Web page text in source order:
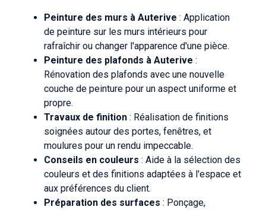
Peinture des murs à Auterive : Application
de peinture sur les murs intérieurs pour
rafraîchir ou changer l'apparence d'une pièce.
Peinture des plafonds à Auterive :
Rénovation des plafonds avec une nouvelle
couche de peinture pour un aspect uniforme et
propre.
Travaux de finition : Réalisation de finitions
soignées autour des portes, fenêtres, et
moulures pour un rendu impeccable.
Conseils en couleurs : Aide à la sélection des
couleurs et des finitions adaptées à l'espace et
aux préférences du client.
Préparation des surfaces : Ponçage,